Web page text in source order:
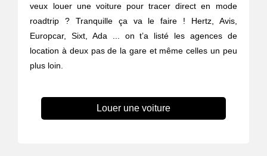
veux louer une voiture pour tracer direct en mode
roadtrip ? Tranquille ça va le faire ! Hertz, Avis,
Europcar, Sixt, Ada ... on t’a listé les agences de
location à deux pas de la gare et même celles un peu
plus loin.
Louer une voiture